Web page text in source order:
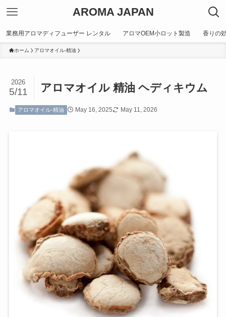
AROMA JAPAN
業務用アロマディフューザー レンタル アロマOEM小ロット製造 香りの
ホーム アロマオイル-精油
アロマオイル 精油 ヘディキウム
2026
5/11
アロマオイル-精油 May 16, 2025 May 11, 2026